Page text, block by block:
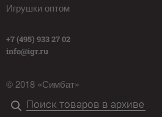
Игрушки оптом
+7 (495) 933 27 02
info@igr.ru
© 2018 «Симбат»